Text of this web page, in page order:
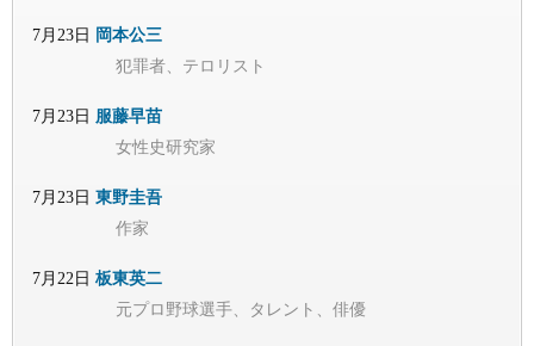
7月23日 岡本公三
犯罪者、テロリスト
7月23日 服藤早苗
女性史研究家
7月23日 東野圭吾
作家
7月22日 板東英二
元プロ野球選手、タレント、俳優